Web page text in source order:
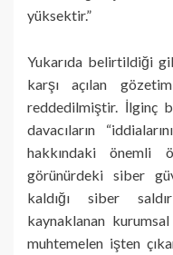
yüksektir.”
Yukarıda belirtildiği
karşı açılan
reddedilmiştir. İlginç
davacıların
hakkındaki önemli
görünürdeki siber
kaldığı siber
kaynaklanan
muhtemelen işten